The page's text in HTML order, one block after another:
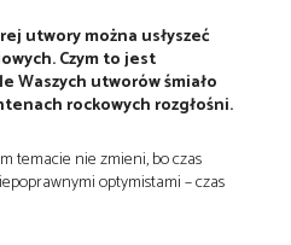
utwory można usłyszeć
Czym to jest
Waszych utworów śmiało
rockowych rozgłośni.
temacie nie zmieni, bo czas
optymistami – czas